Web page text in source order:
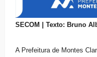
SECOM | Texto: Bruno
A Prefeitura de Montes